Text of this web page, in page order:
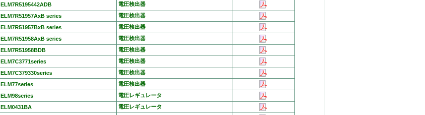
ELM7R5195442ADB
電圧検出器
ELM7R51957AxB series
電圧検出器
ELM7R51957BxB series
電圧検出器
ELM7R51958AxB series
電圧検出器
ELM7R51958BDB
電圧検出器
ELM7C3771series
電圧検出器
ELM7C379330series
電圧検出器
ELM77series
電圧検出器
ELM98series
電圧レギュレータ
ELM0431BA
電圧レギュレータ